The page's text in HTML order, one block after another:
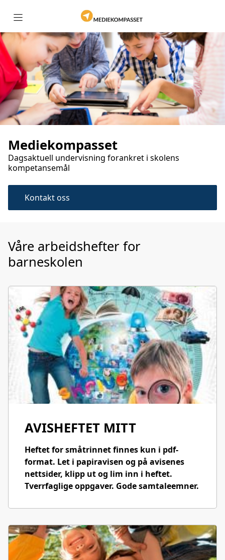
Mediekompasset
Dagsaktuell undervisning forankret i skolens
kompetansemål
Kontakt oss
Hjem
Om Mediekompasset
Barneskolen
Ungdomskolen
Videregående skole
Våre arbeidshefter for
barneskolen
AVISHEFTET MITT
Heftet for småtrinnet finnes kun i pdf-
format. Let i papiravisen og på avisenes
nettsider, klipp ut og lim inn i heftet.
Tverrfaglige oppgaver. Gode samtaleemner.